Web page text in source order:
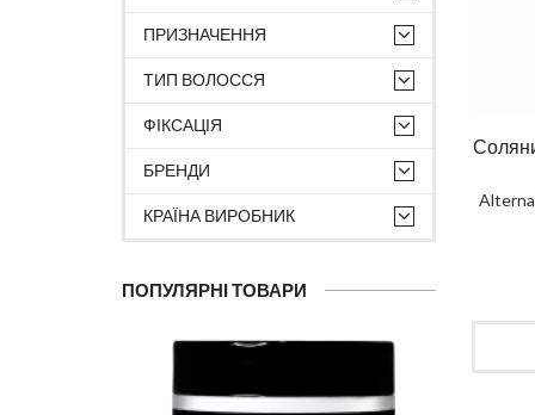
ПРИЗНАЧЕННЯ
ТИП ВОЛОССЯ
ФІКСАЦІЯ
БРЕНДИ
КРАЇНА ВИРОБНИК
ПОПУЛЯРНІ ТОВАРИ